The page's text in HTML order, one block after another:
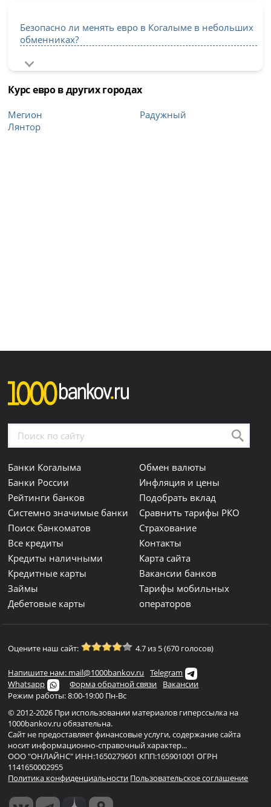
Безопасно ли менять евро в Когалыме в небольших
обменниках?
Курс евро в других городах
Мегион
Лянтор
Радужный
Банки Когалыма
Банки России
Рейтинги банков
Системно значимые банки
Поиск банкоматов
Все кредиты
Кредиты наличными
Кредитные карты
Займы
Дебетовые карты
Обмен валюты
Инфляция и цены
Подобрать вклад
Сравнить тарифы РКО
Страхование
Контакты
Карта сайта
Вакансии банков
Тарифы мобильных
операторов
Оцените наш сайт: 4.7 из 5 (670 голосов)
Напишите нам: mail@1000bankov.ru
Telegram
Whatsapp
Форма обратной связи
Вакансии
Режим работы: 8:00-19:00 Пн-Вс
© 2012-2026 При использовании материалов гиперссылка на
1000bankov.ru обязательна.
Сайт не предоставляет финансовые услуги, содержание сайта
носит информационно-справочный характер...
ООО "ОНЛАЙНС" ИНН:1650279601 КПП:165901001 ОГРН
1141650002955
Политика конфиденциальности Пользовательское соглашение